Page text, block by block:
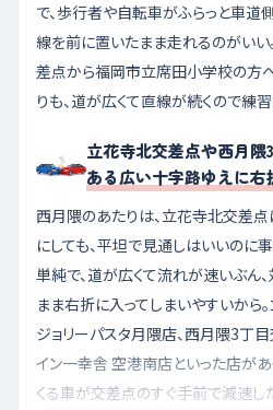
で、歩行者や自転車がふらっと車道
線を前に置いたまま走れるのがいい
差点から福岡市立席田小学校の方
りも、道が広くて直線が続くので練習
立花寺北交差点や西月
ある広い十字路ゆえに右
西月隈のあたりは、立花寺北交差
にしても、平坦で見通しはいいのに
単純で、道が広くて流れが速いぶん
まま右折に入ってしまいやすいか
ジョリーパスタ月隈店、西月隈3丁
イン一幸舎 空港南店といった店が
くる車が交差点のすぐ手前で減速し